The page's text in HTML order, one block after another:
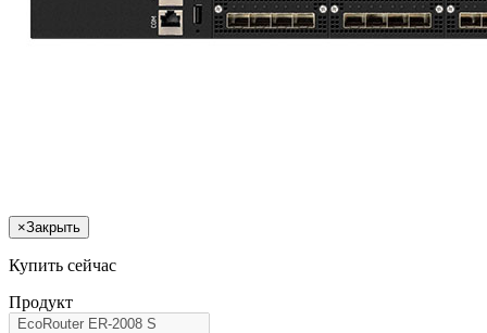
×Закрыть
Купить сейчас
Продукт